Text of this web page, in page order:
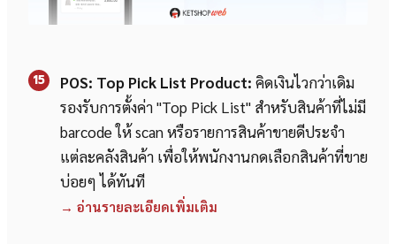
15 POS: Top Pick List Product: คิดเงินไวกว่าเดิม
รองรับการตั้งค่า "Top Pick List" สำหรับสินค้าที่ไม่มี
barcode ให้ scan หรือรายการสินค้าขายดีประจำ
แต่ละคลังสินค้า เพื่อให้พนักงานกดเลือกสินค้าที่ขาย
บ่อยๆ ได้ทันที
→ อ่านรายละเอียดเพิ่มเติม